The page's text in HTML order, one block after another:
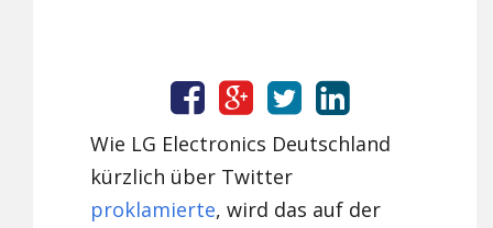
Wie LG Electronics Deutschland
kürzlich über Twitter
proklamierte, wird das auf der